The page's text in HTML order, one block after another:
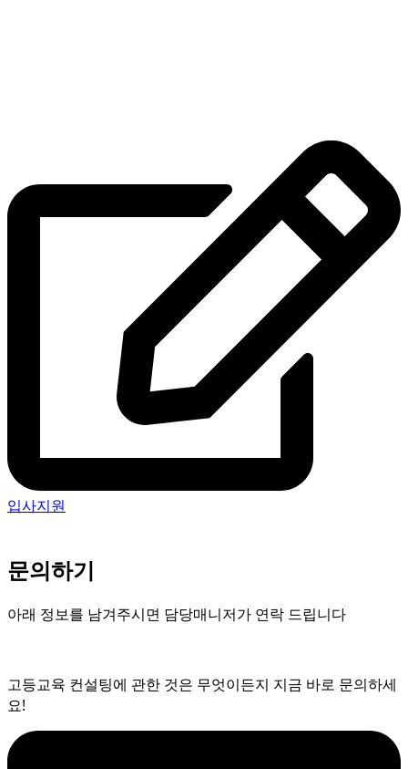
입사지원
문의하기
아래 정보를 남겨주시면 담당매니저가 연락 드립니다
고등교육 컨설팅에 관한 것은 무엇이든지 지금 바로 문의하세
요!